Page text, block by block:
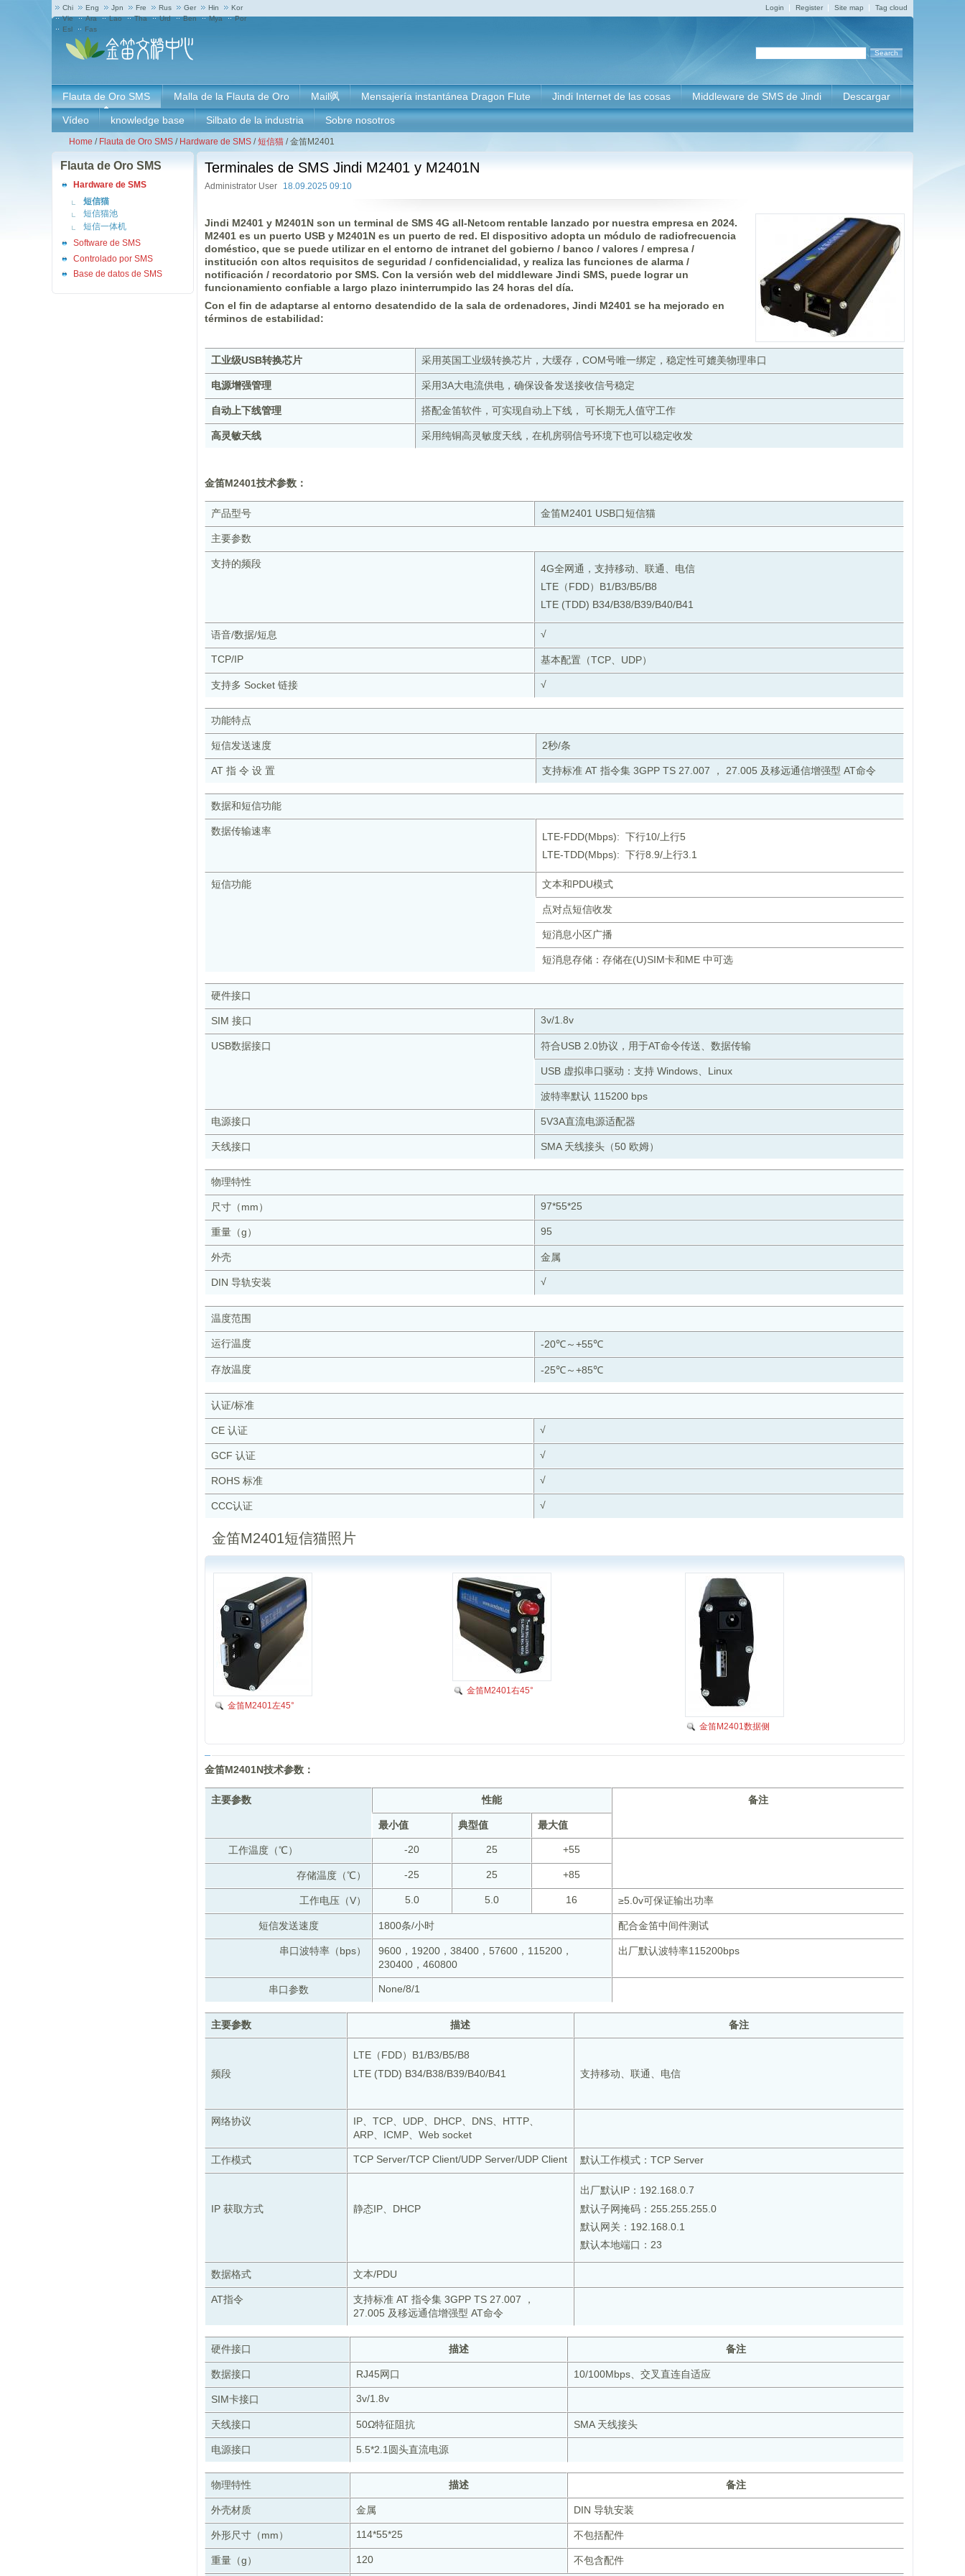
Chi Eng Jpn Fre Rus Ger Hin
Kor
Vie
Ara Lao Tha Urd Ben Mya
Por
Esl
Fas
Tag cloud
Site map
Register
Login
Flauta de Oro SMS Malla de la Flauta de Oro Mail飒 Mensajería instantánea Dragon Flute Jindi Internet de las cosas Middleware de SMS de Jindi Descargar
Vídeo knowledge base Silbato de la industria Sobre nosotros
Home / Flauta de Oro SMS / Hardware de SMS / 短信猫 / 金笛M2401
Flauta de Oro SMS
Hardware de SMS
短信猫
短信猫池
短信一体机
Software de SMS
Controlado por SMS
Base de datos de SMS
Terminales de SMS Jindi M2401 y M2401N
Administrator User 18.09.2025 09:10
Jindi M2401 y M2401N son un terminal de SMS 4G all-Netcom rentable lanzado por nuestra empresa en 2024.
M2401 es un puerto USB y M2401N es un puerto de red. El dispositivo adopta un módulo de radiofrecuencia
doméstico, que se puede utilizar en el entorno de intranet del gobierno / banco / valores / empresa /
institución con altos requisitos de seguridad / confidencialidad, y realiza las funciones de alarma /
notificación / recordatorio por SMS. Con la versión web del middleware Jindi SMS, puede lograr un
funcionamiento confiable a largo plazo ininterrumpido las 24 horas del día.
Con el fin de adaptarse al entorno desatendido de la sala de ordenadores, Jindi M2401 se ha mejorado en
términos de estabilidad:
工业级USB转换芯片 采用英国工业级转换芯片，大缓存，COM号唯一绑定，稳定性可媲美物理串口
电源增强管理 采用3A大电流供电，确保设备发送接收信号稳定
自动上下线管理 搭配金笛软件，可实现自动上下线， 可长期无人值守工作
高灵敏天线 采用纯铜高灵敏度天线，在机房弱信号环境下也可以稳定收发
金笛M2401技术参数：
产品型号 金笛M2401 USB口短信猫
主要参数
支持的频段
4G全网通，支持移动、联通、电信
LTE（FDD）B1/B3/B5/B8
LTE (TDD) B34/B38/B39/B40/B41
语音/数据/短息 √
TCP/IP 基本配置（TCP、UDP）
支持多 Socket 链接 √
功能特点
短信发送速度 2秒/条
AT 指 令 设 置 支持标准 AT 指令集 3GPP TS 27.007 ， 27.005 及移远通信增强型 AT命令
数据和短信功能
数据传输速率
LTE-FDD(Mbps): 下行10/上行5
LTE-TDD(Mbps): 下行8.9/上行3.1
短信功能 文本和PDU模式
点对点短信收发
短消息小区广播
短消息存储：存储在(U)SIM卡和ME 中可选
硬件接口
SIM 接口 3v/1.8v
USB数据接口 符合USB 2.0协议，用于AT命令传送、数据传输
USB 虚拟串口驱动：支持 Windows、Linux
波特率默认 115200 bps
电源接口 5V3A直流电源适配器
天线接口 SMA 天线接头（50 欧姆）
物理特性
尺寸（mm） 97*55*25
重量（g） 95
外壳 金属
DIN 导轨安装 √
温度范围
运行温度 -20℃～+55℃
存放温度 -25℃～+85℃
认证/标准
CE 认证 √
GCF 认证 √
ROHS 标准 √
CCC认证 √
金笛M2401短信猫照片
金笛M2401左45°
金笛M2401数据侧
金笛M2401右45°
金笛M2401N技术参数：
主要参数 性能 备注
最小值 典型值 最大值
工作温度（℃） -20 25 +55
存储温度（℃） -25 25 +85
工作电压（V） 5.0 5.0 16 ≥5.0v可保证输出功率
短信发送速度 1800条/小时 配合金笛中间件测试
串口波特率（bps）
9600，19200，38400，57600，115200，
230400，460800
出厂默认波特率115200bps
串口参数 None/8/1
主要参数 描述 备注
频段
LTE（FDD）B1/B3/B5/B8
LTE (TDD) B34/B38/B39/B40/B41
支持移动、联通、电信
网络协议
IP、TCP、UDP、DHCP、DNS、HTTP、
ARP、ICMP、Web socket
工作模式 TCP Server/TCP Client/UDP Server/UDP Client 默认工作模式：TCP Server
IP 获取方式 静态IP、DHCP
出厂默认IP：192.168.0.7
默认子网掩码：255.255.255.0
默认网关：192.168.0.1
默认本地端口：23
数据格式 文本/PDU
AT指令
支持标准 AT 指令集 3GPP TS 27.007 ，
27.005 及移远通信增强型 AT命令
硬件接口 描述 备注
数据接口 RJ45网口 10/100Mbps、交叉直连自适应
SIM卡接口 3v/1.8v
天线接口 50Ω特征阻抗 SMA 天线接头
电源接口 5.5*2.1圆头直流电源
物理特性 描述 备注
外壳材质 金属 DIN 导轨安装
外形尺寸（mm） 114*55*25 不包括配件
重量（g） 120 不包含配件